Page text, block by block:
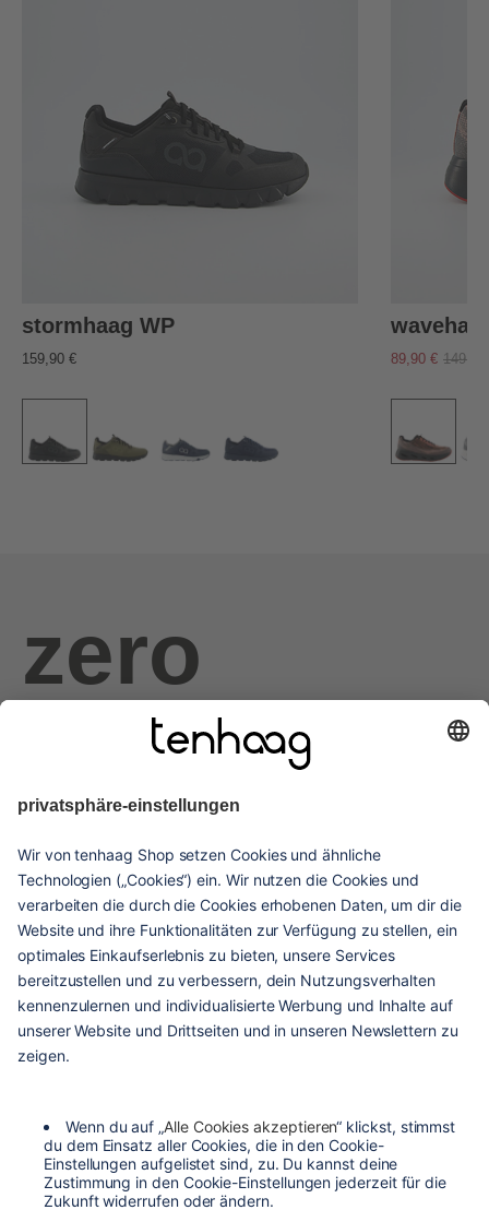
stormhaag WP
159,90 € 89,90 € 149,90
zero
haags
given
hilfe & service
kontakt
zahlungsarten